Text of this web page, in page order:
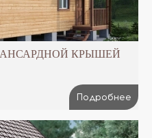
КРЫШЕЙ
Подробнее